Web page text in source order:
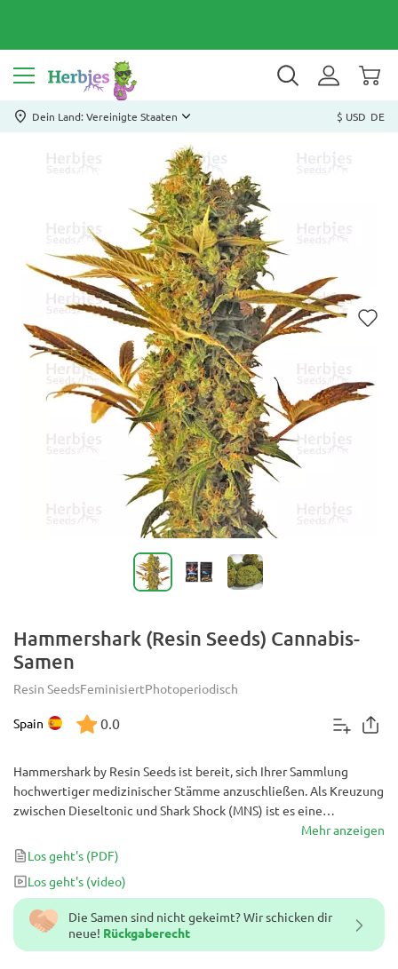
Dein Land: Vereinigte Staaten $ USD DE
Hammershark (Resin Seeds) Cannabis-
Samen
Resin SeedsFeminisiertPhotoperiodisch
Spain 0.0
Die Samen sind nicht gekeimt? Wir schicken dir
neue! Rückgaberecht
Hammershark by Resin Seeds ist bereit, sich Ihrer Sammlung
hochwertiger medizinischer Stämme anzuschließen. Als Kreuzung
zwischen Dieseltonic und Shark Shock (MNS) ist es eine
einzigartige Cannabis-Sorte, die große Mengen an Harz, hohen
CBD-Gehalt und hohe Erträge kombiniert - alles Vorteile in einem.
Mehr anzeigen
Los geht's (PDF)
Los geht's (video)